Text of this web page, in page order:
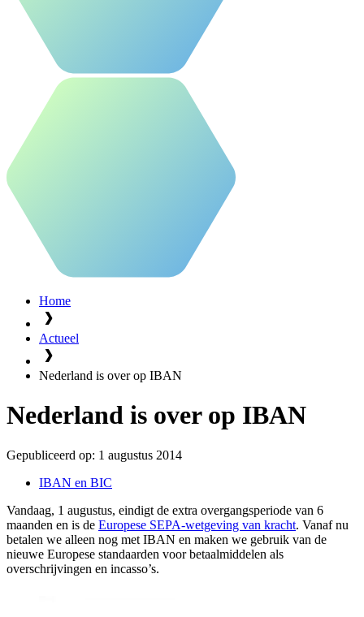
Home
Actueel
Nederland is over op IBAN
Nederland is over op IBAN
Gepubliceerd op: 1 augustus 2014
IBAN en BIC
Vandaag, 1 augustus, eindigt de extra overgangsperiode van 6
maanden en is de Europese SEPA-wetgeving van kracht. Vanaf nu
betalen we alleen nog met IBAN en maken we gebruik van de
nieuwe Europese standaarden voor betaalmiddelen als
overschrijvingen en incasso’s.